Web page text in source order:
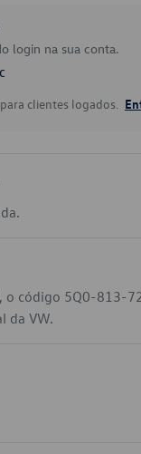
login na sua conta.
clientes logados.
código 5Q0-813-
da VW.